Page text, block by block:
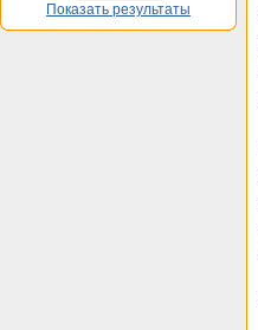
Показать результаты